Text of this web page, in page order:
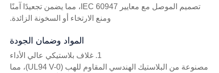
تصميم الموصل مع معايير IEC 60947، مما يضمن تجعيدًا آمنًا
ومنع الارتخاء أو السخونة الزائدة.
المواد وضمان الجودة
1. غلاف بلاستيكي عالي الأداء
مصنوعة من البلاستيك الهندسي المقاوم للهب (UL94 V-0)، مما